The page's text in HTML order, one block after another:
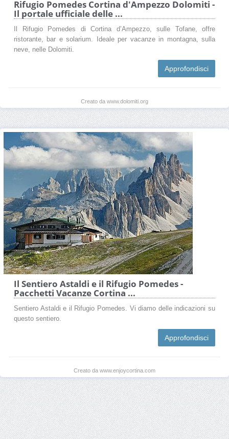
Rifugio Pomedes Cortina d'Ampezzo Dolomiti -
Il portale ufficiale delle ...
Il Rifugio Pomedes di Cortina d’Ampezzo, sulle Tofane, offre
ristorante, bar e solarium. Ideale per vacanze in montagna, sulla
neve, nelle Dolomiti.
Approfondisci
Creato da www.dolomiti.org
Il Sentiero Astaldi e il Rifugio Pomedes -
Pacchetti Vacanze Cortina ...
Sentiero Astaldi e il Rifugio Pomedes. Vi diamo delle indicazioni su
questo sentiero.
Approfondisci
Creato da www.enjoycortina.com